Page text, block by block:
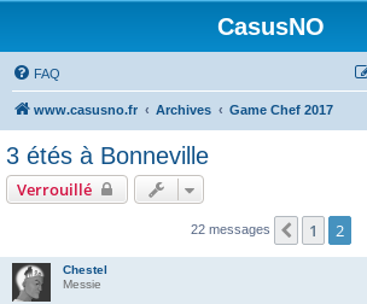
CasusNO
FAQ
www.casusno.fr Archives Game Chef 2017
3 étés à Bonneville
Verrouillé
22 messages Précédent
1 2
Chestel
Messie